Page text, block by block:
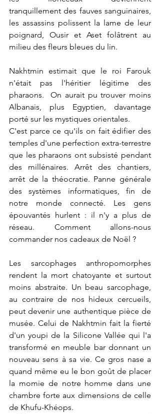
tranquillement des fauves sanguinaires,
les assassins polissent la lame de leur
poignard, Ousir et Aset folâtrent au
milieu des fleurs bleues du lin.
Nakhtmin estimait que le roi Farouk
n'était pas l'héritier légitime des
pharaons.  On aurait pu trouver moins
Albanais, plus Egyptien, davantage
porté sur les mystiques orientales.
C'est parce ce qu'ils on fait édifier des
temples d'une perfection extra-terrestre
que les pharaons ont subsisté pendant
des millénaires. Arrêt des chantiers,
arrêt de la théocratie. Panne générale
des systèmes informatiques, fin de
notre monde connecté. Les gens
épouvantés hurlent : il n'y a plus de
réseau. Comment allons-nous
commander nos cadeaux de Noël ?
Les sarcophages anthropomorphes
rendent la mort chatoyante et surtout
moins abstraite. Un beau sarcophage,
au contraire de nos hideux cercueils,
peut devenir une authentique pièce de
musée. Celui de Nakhtmin fait la fierté
d'un youpi de la Silicone Vallée qui l'a
transformé en meuble bar donnant un
nouveau sens à sa vie. Ce gros nase a
quand même eu le bon goût de placer
la momie de notre homme dans une
chambre forte aux dimensions de celle
de Khufu-Khéops.